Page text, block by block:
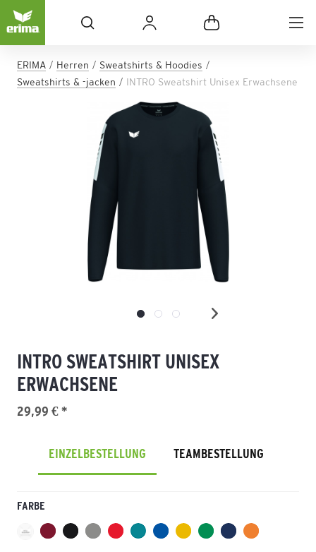
ERIMA Herren
Sweatshirts & Hoodies
Sweatshirts & -jacken
INTRO Sweatshirt Unisex Erwachsene
INTRO SWEATSHIRT UNISEX
ERWACHSENE
29,99 € *
EINZELBESTELLUNG TEAMBESTELLUNG
FARBE